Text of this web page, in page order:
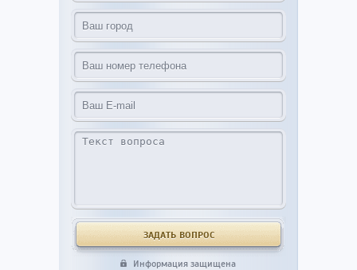
Информация защищена